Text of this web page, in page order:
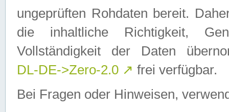
ungeprüften Rohdaten bereit.
die inhaltliche Richtigkeit,
Vollständigkeit der Daten
DL-DE->Zero-2.0 ↗ frei verfügbar.
Bei Fragen oder Hinweisen,